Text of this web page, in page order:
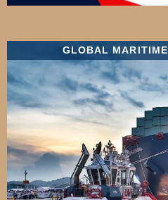
GLOBAL MARITIME